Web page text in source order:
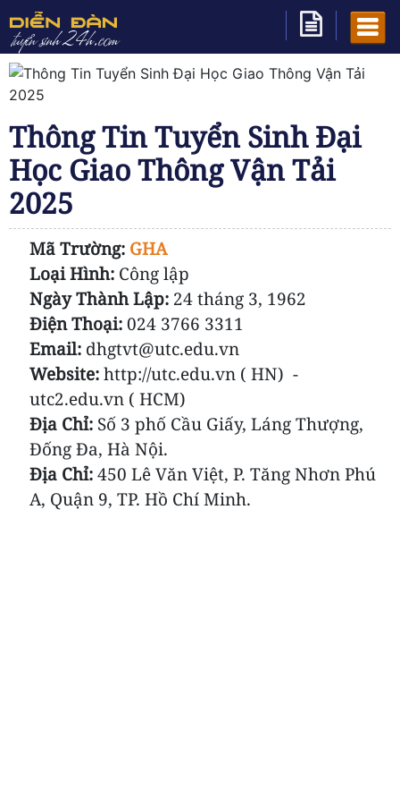
Thông Tin Tuyển Sinh Đại
Học Giao Thông Vận Tải
2025
Mã Trường: GHA
Loại Hình: Công lập
Ngày Thành Lập: 24 tháng 3, 1962
Điện Thoại: 024 3766 3311
Email: dhgtvt@utc.edu.vn
Website: http://utc.edu.vn ( HN) -
utc2.edu.vn ( HCM)
Địa Chỉ: Số 3 phố Cầu Giấy, Láng Thượng,
Đống Đa, Hà Nội.
Địa Chỉ: 450 Lê Văn Việt, P. Tăng Nhơn Phú
A, Quận 9, TP. Hồ Chí Minh.